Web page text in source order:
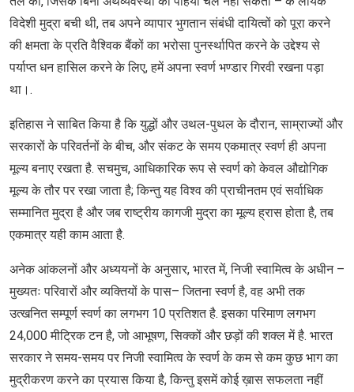
विदेशी मुद्रा बची थी, तब अपने व्यापार भुगतान संबंधी दायित्वों को पूरा करने
की क्षमता के प्रति वैश्विक बैंकों का भरोसा पुनर्स्थापित करने के उद्देश्य से
पर्याप्त धन हासिल करने के लिए, हमें अपना स्वर्ण भण्डार गिरवी रखना पड़ा
था।.
इतिहास ने साबित किया है कि युद्धों और उथल-पुथल के दौरान, साम्राज्यों और
सरकारों के परिवर्तनों के बीच, और संकट के समय एकमात्र स्वर्ण ही अपना
मूल्य बनाए रखता है. सचमुच, आधिकारिक रूप से स्वर्ण को केवल औद्योगिक
मूल्य के तौर पर रखा जाता है; किन्तु यह विश्व की प्राचीनतम एवं सर्वाधिक
सम्मानित मुद्रा है और जब राष्ट्रीय कागजी मुद्रा का मूल्य ह्रास होता है, तब
एकमात्र यही काम आता है.
अनेक आंकलनों और अध्ययनों के अनुसार, भारत में, निजी स्वामित्व के अधीन –
मुख्यतः परिवारों और व्यक्तियों के पास– जितना स्वर्ण है, वह अभी तक
उत्खनित सम्पूर्ण स्वर्ण का लगभग 10 प्रतिशत है. इसका परिमाण लगभग
24,000 मीट्रिक टन है, जो आभूषण, सिक्कों और छड़ों की शक्ल में है. भारत
सरकार ने समय-समय पर निजी स्वामित्व के स्वर्ण के कम से कम कुछ भाग का
मुद्रीकरण करने का प्रयास किया है, किन्तु इसमें कोई ख़ास सफलता नहीं